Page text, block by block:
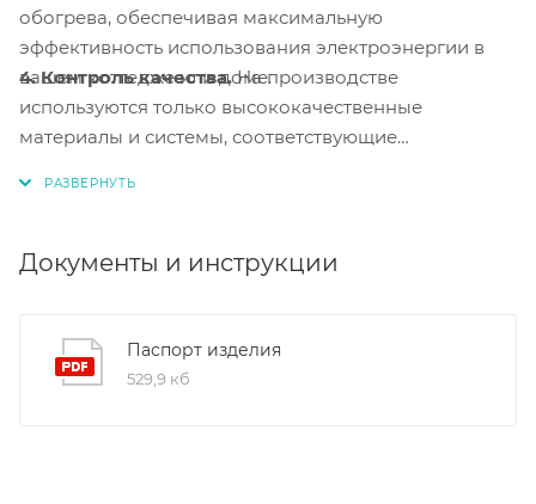
обогрева, обеспечивая максимальную
эффективность использования электроэнергии в
вашем коттедже или доме.
4. Контроль качества.На производстве
используются только высококачественные
материалы и системы, соответствующие
Документы и инструкции
Паспорт изделия
529,9 кб